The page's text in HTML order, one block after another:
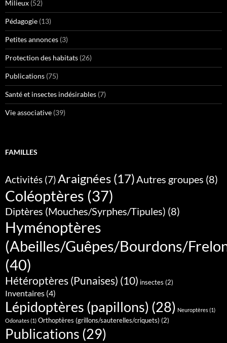
Milieux (52)
Pédagogie (13)
Petites annonces (3)
Protection des habitats (26)
Publications (75)
Santé et insectes indésirables (7)
Vie associative (39)
FAMILLES
Activités (7) Araignées (17) Autres groupes (8)
Coléoptères (37)
Diptères (Mouches/Syrphes/Tipules) (8)
Hyménoptères
(Abeilles/Guêpes/Bourdons/
(40)
Hétéroptères (Punaises) (10) insectes (2)
Inventaires (4)
Lépidoptères (papillons) (28) Neuroptères(1)
Odonates(1) Orthoptères (grillons/sauterelles/criquets) (2)
Publications (29)